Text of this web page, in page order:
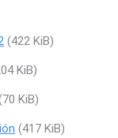
(422 KiB)
KiB)
KiB)
(417 KiB)